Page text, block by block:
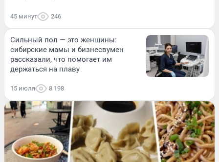
45 минут 246
Сильный пол — это женщины:
сибирские мамы и бизнесвумен
рассказали, что помогает им
держаться на плаву
15 июля 8 198